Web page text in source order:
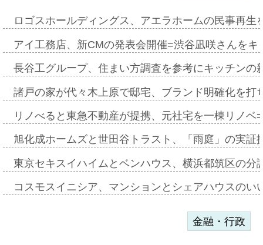
ロゴスホールディングス、アエラホームの民事再
アイ工務店、新CMの発表会開催=渋谷凪咲さんを
長谷工グループ、住まい方調査を参考にキッチン
諸戸の家が代々木上原で邸宅、ブランド明確化を
リノべると東急不動産が提携、元社宅を一棟リノ
旭化成ホームズと世田谷トラスト、「雨庭」の実
東京セキスイハイムとベンハウス、横浜都筑区の
コスモスイニシア、マンションとシェアハウスの
金融・行政